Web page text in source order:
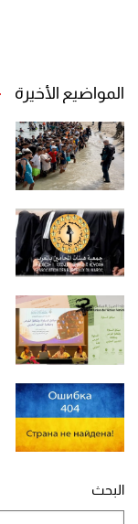
المواضيع الأخيرة
البحث